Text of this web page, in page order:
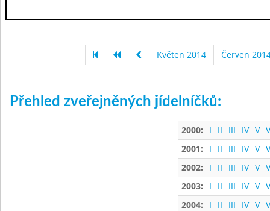
Květen 2014 Červen
Přehled zveřejněných jídelníčků:
2000: I II III IV V
2001:
I II III IV V
2002:
I II III IV V
2003:
I II III IV V
2004:
I II III IV V